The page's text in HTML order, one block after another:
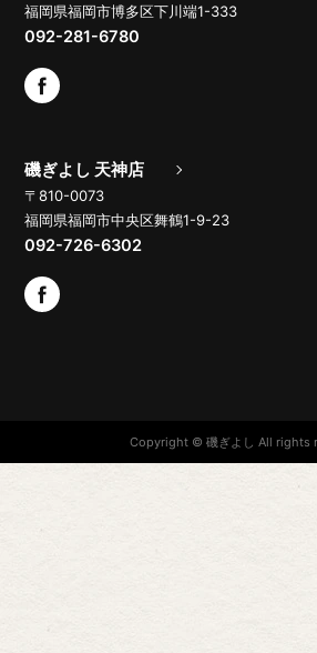
福岡県福岡市博多区下川端1-333
092-281-6780
磯ぎよし 天神店
〒810-0073
福岡県福岡市中央区舞鶴1-9-23
092-726-6302
Copyright © 磯ぎよし All rights